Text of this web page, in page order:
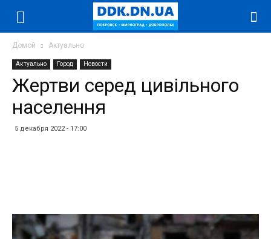
Домой Актуально
Актуально Город Новости
Жертви серед цивільного
населення
5 декабря 2022 - 17:00